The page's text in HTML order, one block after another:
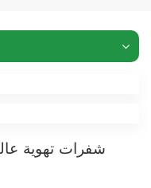
شفرات تهوية